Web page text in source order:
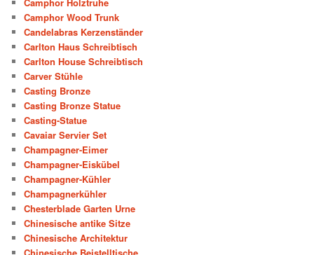
Camphor Holztruhe
Camphor Wood Trunk
Candelabras Kerzenständer
Carlton Haus Schreibtisch
Carlton House Schreibtisch
Carver Stühle
Casting Bronze
Casting Bronze Statue
Casting-Statue
Cavaiar Servier Set
Champagner-Eimer
Champagner-Eiskübel
Champagner-Kühler
Champagnerkühler
Chesterblade Garten Urne
Chinesische antike Sitze
Chinesische Architektur